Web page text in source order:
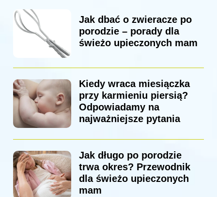
Jak dbać o zwieracze po
porodzie – porady dla
świeżo upieczonych mam
Kiedy wraca miesiączka
przy karmieniu piersią?
Odpowiadamy na
najważniejsze pytania
Jak długo po porodzie
trwa okres? Przewodnik
dla świeżo upieczonych
mam